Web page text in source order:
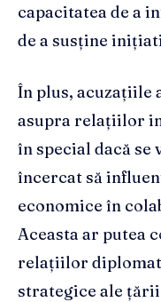
capacitatea de a
de a susține
În plus, acuzațiile
asupra relațiilor
în special dacă se
încercat să
economice în
Aceasta ar putea
relațiilor
strategice ale